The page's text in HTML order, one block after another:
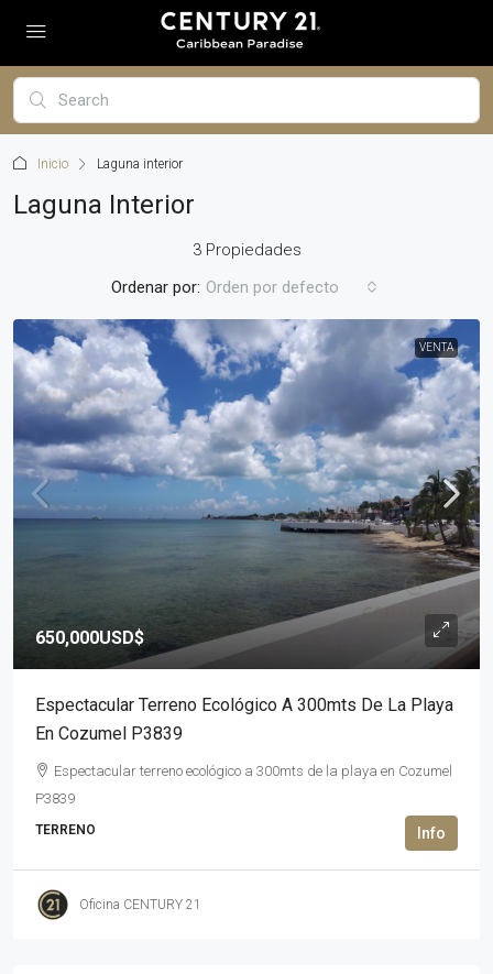
Inicio Laguna interior
Laguna Interior
3 Propiedades
Ordenar por: Orden por defecto
VENTA
650,000USD$
Espectacular Terreno Ecológico A 300mts De La Playa
En Cozumel P3839
Espectacular terreno ecológico a 300mts de la playa en Cozumel
P3839
TERRENO
Oficina CENTURY 21